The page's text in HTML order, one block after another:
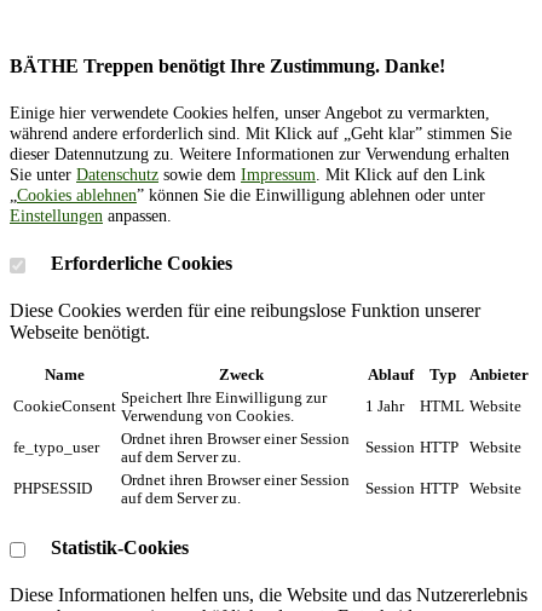
BÄTHE Treppen benötigt Ihre Zustimmung. Danke!
Einige hier verwendete Cookies helfen, unser Angebot zu vermarkten,
während andere erforderlich sind. Mit Klick auf „Geht klar” stimmen Sie
dieser Datennutzung zu. Weitere Informationen zur Verwendung erhalten
Sie unter Datenschutz sowie dem Impressum. Mit Klick auf den Link
„Cookies ablehnen” können Sie die Einwilligung ablehnen oder unter
Einstellungen anpassen.
Erforderliche Cookies
Diese Cookies werden für eine reibungslose Funktion unserer
Webseite benötigt.
Name Zweck Ablauf Typ
Anbieter
CookieConsent Speichert Ihre Einwilligung zur
Verwendung von Cookies.
1 Jahr HTML Website
fe_typo_user
Ordnet ihren Browser einer Session
auf dem Server zu.
Session HTTP Website
PHPSESSID
Ordnet ihren Browser einer Session
auf dem Server zu.
Session HTTP Website
Statistik-Cookies
Diese Informationen helfen uns, die Website und das Nutzererlebnis